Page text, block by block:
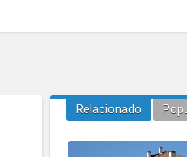
Relacionado